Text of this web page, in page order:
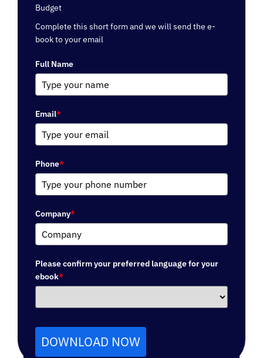
Budget
Complete this short form and we will send the e-
book to your email
Full Name
Email*
Phone*
Company*
Please confirm your preferred language for your
ebook*
DOWNLOAD NOW